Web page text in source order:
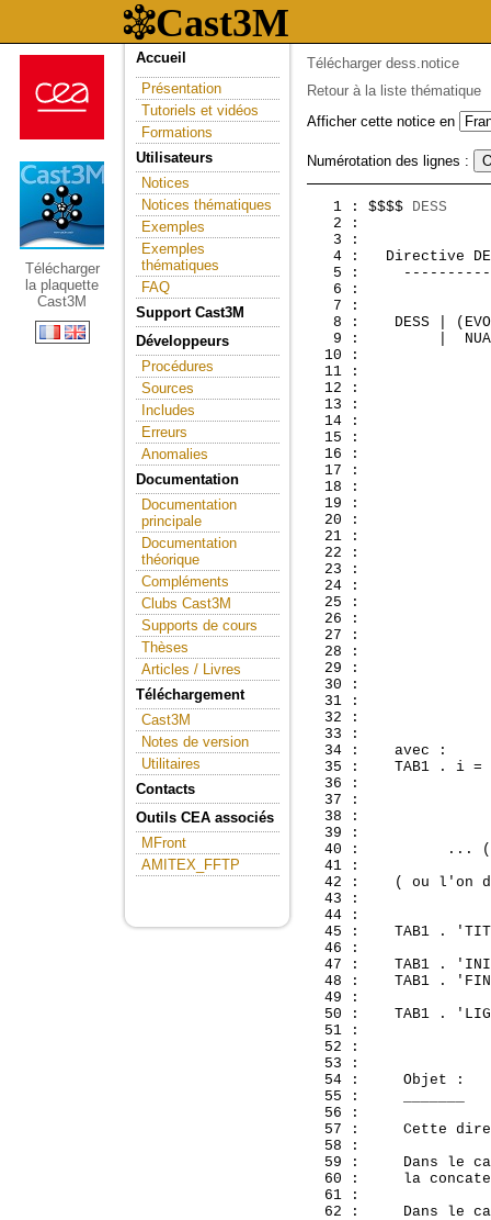
Télécharger
la plaquette
Cast3M
Accueil
Présentation
Tutoriels et vidéos
Formations
Utilisateurs
Notices
Notices thématiques
Exemples
Exemples
thématiques
FAQ
Support Cast3M
Développeurs
Procédures
Sources
Includes
Erreurs
Anomalies
Documentation
Documentation
principale
Documentation
théorique
Compléments
Clubs Cast3M
Supports de cours
Thèses
Articles / Livres
Téléchargement
Cast3M
Notes de version
Utilitaires
Contacts
Outils CEA associés
MFront
AMITEX_FFTP
Télécharger dess.notice
Retour à la liste thématique
Afficher cette notice en
Numérotation des lignes :
   1 : $$$$
DESS
2 :
   3 :
   4 :
Directive
5 :